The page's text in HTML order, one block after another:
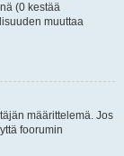
(0 kestää
muuttaa
määrittelemä. Jos
foorumin